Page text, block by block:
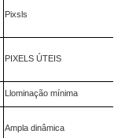
Pixsls
PIXELS ÚTEIS
Llominação mínima
Ampla dinâmica